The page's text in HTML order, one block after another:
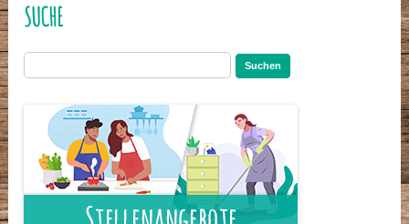
SUCHE
nach: